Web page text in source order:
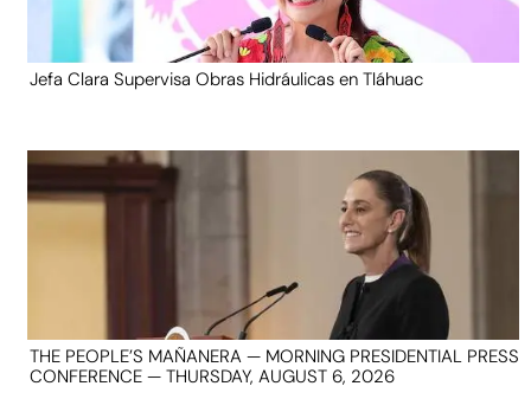
Jefa Clara Supervisa Obras Hidráulicas en Tláhuac
THE PEOPLE’S MAÑANERA — MORNING PRESIDENTIAL PRESS
CONFERENCE — THURSDAY, AUGUST 6, 2026